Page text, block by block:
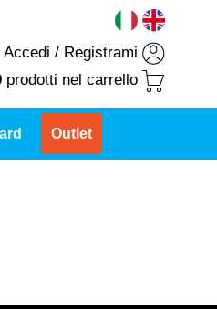
Accedi / Registrami
prodotti nel carrello
Outlet